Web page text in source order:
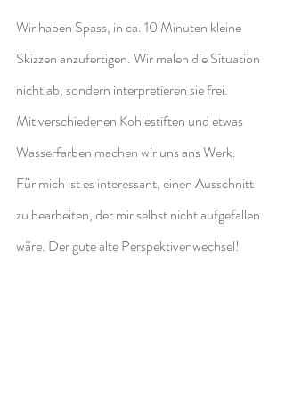
Wir haben Spass, in ca. 10 Minuten kleine
Skizzen anzufertigen. Wir malen die Situation
nicht ab, sondern interpretieren sie frei.
Mit verschiedenen Kohlestiften und etwas
Wasserfarben machen wir uns ans Werk.
Für mich ist es interessant, einen Ausschnitt
zu bearbeiten, der mir selbst nicht aufgefallen
wäre. Der gute alte Perspektivenwechsel!